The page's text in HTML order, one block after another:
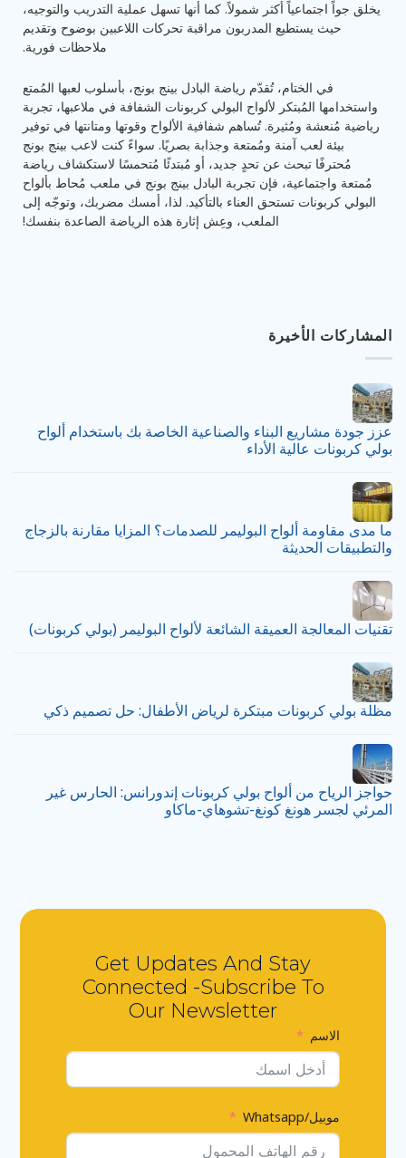
يخلق جواً اجتماعياً أكثر شمولاً. كما أنها تسهل عملية التدريب والتوجيه،
حيث يستطيع المدربون مراقبة تحركات اللاعبين بوضوح وتقديم
ملاحظات فورية.
في الختام، تُقدّم رياضة البادل بينج بونج، بأسلوب لعبها المُمتع
واستخدامها المُبتكر لألواح البولي كربونات الشفافة في ملاعبها، تجربة
رياضية مُنعشة ومُثيرة. تُساهم شفافية الألواح وقوتها ومتانتها في توفير
بيئة لعب آمنة ومُمتعة وجذابة بصريًا. سواءً كنت لاعب بينج بونج
مُحترفًا تبحث عن تحدٍ جديد، أو مُبتدئًا مُتحمسًا لاستكشاف رياضة
مُمتعة واجتماعية، فإن تجربة البادل بينج بونج في ملعب مُحاط بألواح
البولي كربونات تستحق العناء بالتأكيد. لذا، أمسك مضربك، وتوجّه إلى
الملعب، وعِش إثارة هذه الرياضة الصاعدة بنفسك!
المشاركات الأخيرة
عزز جودة مشاريع البناء والصناعية الخاصة بك باستخدام ألواح
بولي كربونات عالية الأداء
ما مدى مقاومة ألواح البوليمر للصدمات؟ المزايا مقارنة بالزجاج
والتطبيقات الحديثة
تقنيات المعالجة العميقة الشائعة لألواح البوليمر (بولي كربونات)
مظلة بولي كربونات مبتكرة لرياض الأطفال: حل تصميم ذكي
حواجز الرياح من ألواح بولي كربونات إندورانس: الحارس غير
المرئي لجسر هونغ كونغ-تشوهاي-ماكاو
Get Updates And Stay
Connected -Subscribe To
Our Newsletter
الاسم
موبيل/Whatsapp